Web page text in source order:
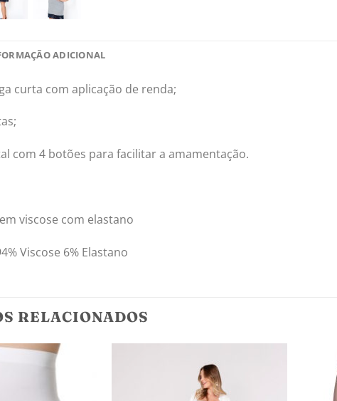
ADICIONAL
curta com aplicação de renda;
com 4 botões para facilitar a amamentação.
viscose com elastano
Viscose 6% Elastano
RELACIONADOS